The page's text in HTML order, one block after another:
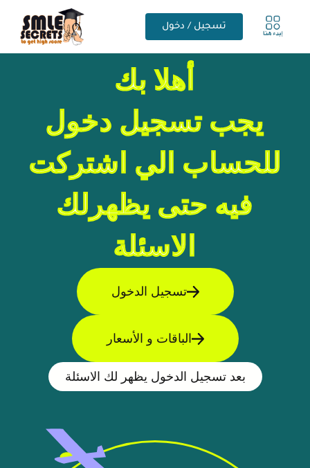
تسجيل / دخول
أهلا بك
يجب تسجيل دخول
للحساب الي اشتركت
فيه حتى يظهرلك
الاسئلة
تسجيل الدخول
الباقات و الأسعار
بعد تسجيل الدخول يظهر لك الاسئلة